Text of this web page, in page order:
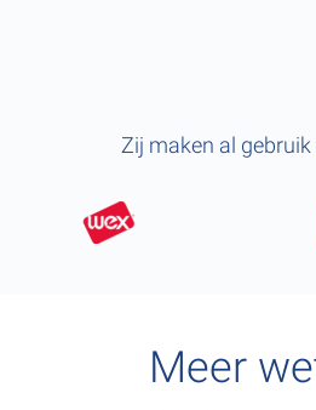
Zij maken al
Meer